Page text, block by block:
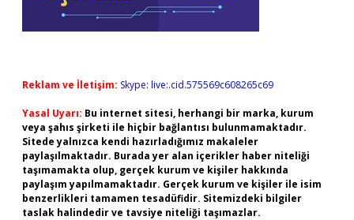
Reklam ve İletişim: Skype: live:.cid.575569c608265c69
Yasal Uyarı: Bu internet sitesi, herhangi bir marka, kurum
veya şahıs şirketi ile hiçbir bağlantısı bulunmamaktadır.
Sitede yalnızca kendi hazırladığımız makaleler
paylaşılmaktadır. Burada yer alan içerikler haber niteliği
taşımamakta olup, gerçek kurum ve kişiler hakkında
paylaşım yapılmamaktadır. Gerçek kurum ve kişiler ile isim
benzerlikleri tamamen tesadüfidir. Sitemizdeki bilgiler
taslak halindedir ve tavsiye niteliği taşımazlar.